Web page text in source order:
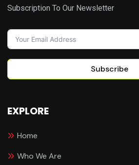
Subscription To Our Newsletter
Subscribe
EXPLORE
Home
Who We Are